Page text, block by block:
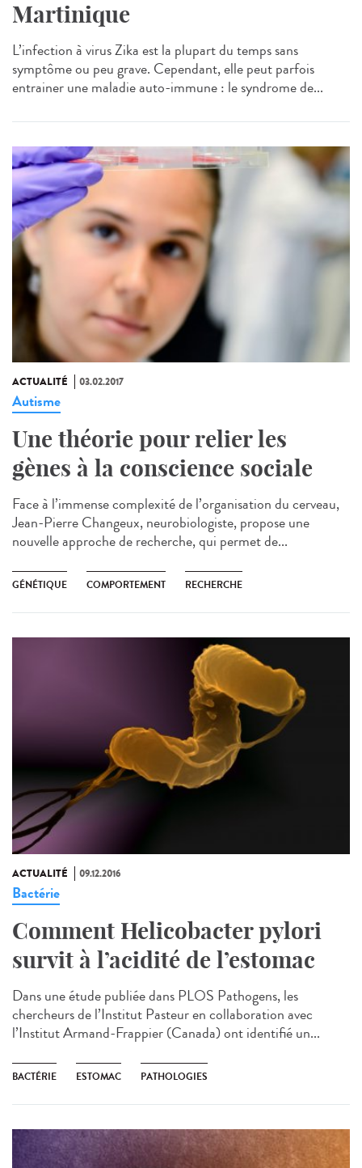
Martinique
L’infection à virus Zika est la plupart du temps sans
symptôme ou peu grave. Cependant, elle peut parfois
entrainer une maladie auto-immune : le syndrome de...
ACTUALITÉ 03.02.2017
Autisme
Une théorie pour relier les
gènes à la conscience sociale
Face à l’immense complexité de l’organisation du cerveau,
Jean-Pierre Changeux, neurobiologiste, propose une
nouvelle approche de recherche, qui permet de...
GÉNÉTIQUE COMPORTEMENT RECHERCHE
ACTUALITÉ 09.12.2016
Bactérie
Comment Helicobacter pylori
survit à l’acidité de l’estomac
Dans une étude publiée dans PLOS Pathogens, les
chercheurs de l’Institut Pasteur en collaboration avec
l’Institut Armand-Frappier (Canada) ont identifié un...
BACTÉRIE ESTOMAC PATHOLOGIES